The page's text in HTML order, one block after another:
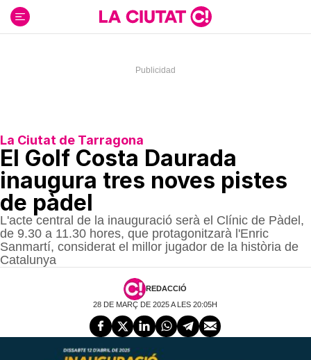
contenido
La Ciutat de Tarragona
El Golf Costa Daurada
inaugura tres noves pistes
de pàdel
L'acte central de la inauguració serà el Clínic de Pàdel,
de 9.30 a 11.30 hores, que protagonitzarà l'Enric
Sanmartí, considerat el millor jugador de la història de
Catalunya
REDACCIÓ
28 DE MARÇ DE 2025 A LES 20:05H